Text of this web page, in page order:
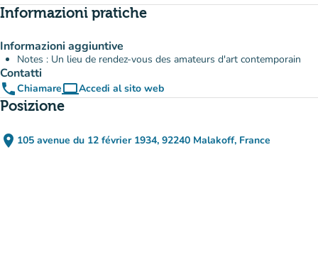
Informazioni pratiche
Informazioni aggiuntive
Notes : Un lieu de rendez-vous des amateurs d'art contemporain
Contatti
phoneChiamarecomputerAccedi al sito web
(nuova scheda)
Posizione
place 105 avenue du 12 février 1934, 92240 Malakoff, France
(apri in Google Maps)
(nuova scheda)